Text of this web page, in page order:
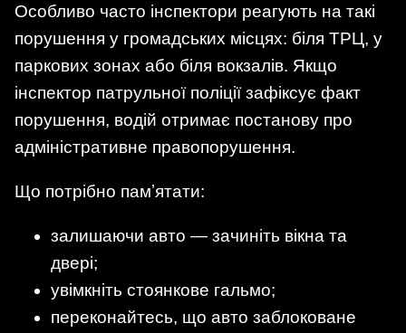
Особливо часто інспектори реагують на такі
порушення у громадських місцях: біля ТРЦ, у
паркових зонах або біля вокзалів. Якщо
інспектор патрульної поліції зафіксує факт
порушення, водій отримає постанову про
адміністративне правопорушення.
Що потрібно памʼятати:
залишаючи авто — зачиніть вікна та
двері;
увімкніть стоянкове гальмо;
переконайтесь, що авто заблоковане